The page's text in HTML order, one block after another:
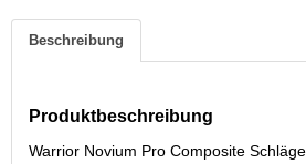
Beschreibung
Produktbeschreibung
Warrior Novium Pro Composite